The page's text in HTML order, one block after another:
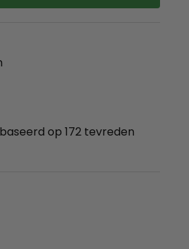
op 172 tevreden